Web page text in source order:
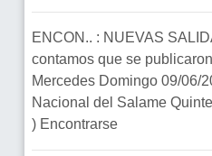
ENCON.. : NUEVAS
contamos que se
Mercedes Domingo 09/06/
Nacional del Salame
) Encontrarse